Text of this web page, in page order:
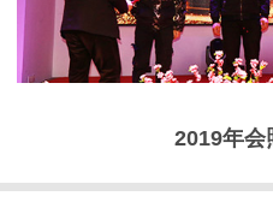
2019年会